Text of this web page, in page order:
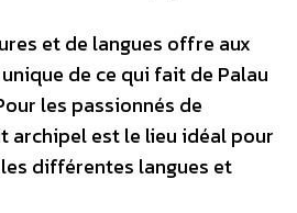
et de langues offre aux
de ce qui fait de Palau
les passionnés de
archipel est le lieu idéal pour
différentes langues et